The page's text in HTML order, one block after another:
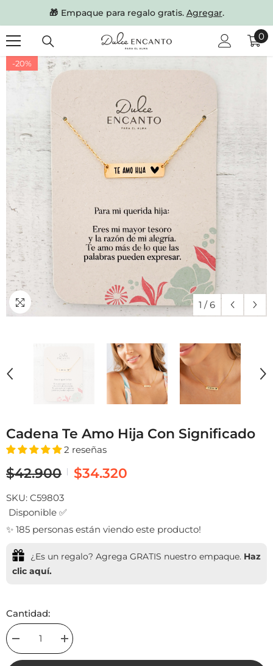
SKIP TO CONTENT
🎁 Empaque para regalo gratis. Agregar.
00
-20%
1 / 6
Cadena Te Amo Hija Con Significado
2 reseñas
$42.900 $34.320
SKU: C59803
Disponible ✅
✨ 185 personas están viendo este producto!
¿Es un regalo? Agrega GRATIS nuestro empaque. Haz
clic aquí.
Cantidad:
Decrease
quantity
for
Increase
quantity
for